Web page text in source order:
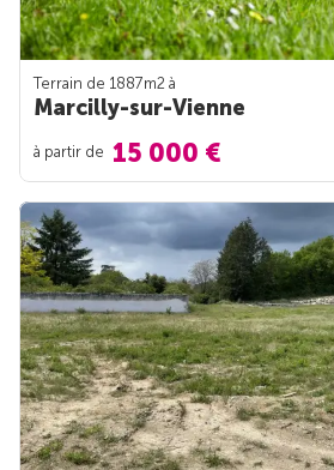
Terrain de 1887m2 à
Marcilly-sur-Vienne
à partir de 15 000 €